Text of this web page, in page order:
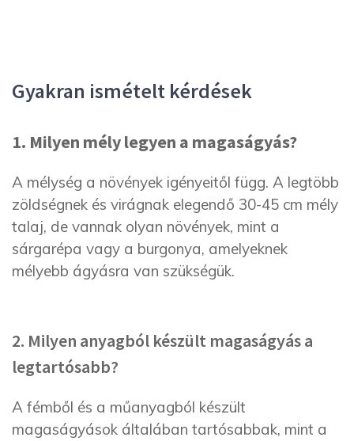
Gyakran ismételt kérdések
1. Milyen mély legyen a magaságyás?
A mélység a növények igényeitől függ. A legtöbb
zöldségnek és virágnak elegendő 30-45 cm mély
talaj, de vannak olyan növények, mint a
sárgarépa vagy a burgonya, amelyeknek
mélyebb ágyásra van szükségük.
2. Milyen anyagból készült magaságyás a
legtartósabb?
A fémből és a műanyagból készült
magaságyások általában tartósabbak, mint a